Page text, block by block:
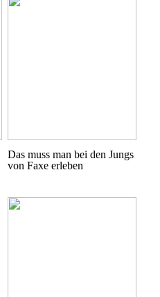
Das muss man bei den Jungs
von Faxe erleben